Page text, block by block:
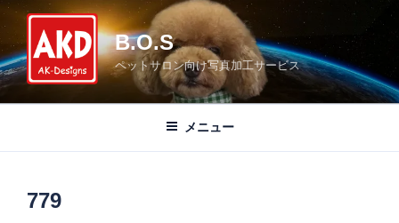
コ
ン
テ
ン
B.O.S
ペットサロン向け写真加工サービス
メニュー
779